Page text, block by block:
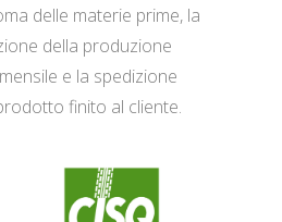
delle materie prime, la
della produzione
e la spedizione
finito al cliente.